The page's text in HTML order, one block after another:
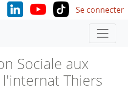
User
Se connecter
Sociale aux
Thiers